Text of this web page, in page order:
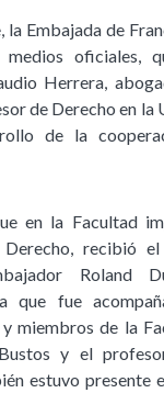
la Embajada de
oficiales,
Herrera,
de Derecho en la
de la
en la Facultad
recibió
Roland
que fue
miembros de la
y el
estuvo presente